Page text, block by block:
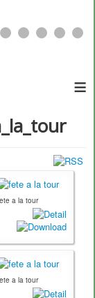
≡
a la tour
a la tour